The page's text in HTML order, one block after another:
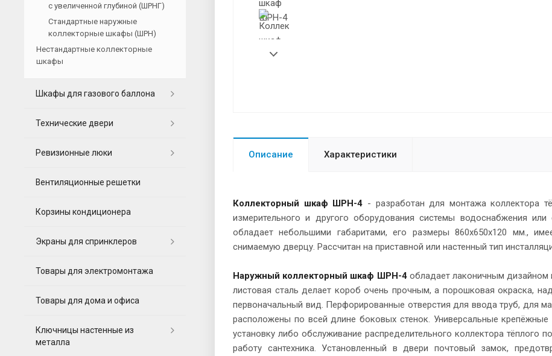
Описание Характеристики
Коллекторный шкаф ШРН-4 - разработан для монтажа коллектора
измерительного и другого оборудования системы водоснабжения
обладает небольшими габаритами, его размеры 860х650х120 мм.,
снимаемую дверцу. Рассчитан на приставной или настенный тип
Наружный коллекторный шкаф ШРН-4 обладает лаконичным дизайном
листовая сталь делает короб очень прочным, а порошковая окраска,
первоначальный вид. Перфорированные отверстия для ввода труб, для
расположены по всей длине боковых стенок. Универсальные
установку либо обслуживание распределительного коллектора
работу сантехника. Установленный в двери почтовый замок,
с увеличенной глубиной (ШРНГ)
Стандартные наружные
коллекторные шкафы (ШРН)
Нестандартные коллекторные
шкафы
Шкафы для газового баллона
Технические двери
Ревизионные люки
Вентиляционные решетки
Корзины кондиционера
Экраны для спринклеров
Товары для электромонтажа
Товары для дома и офиса
Ключницы настенные из
металла